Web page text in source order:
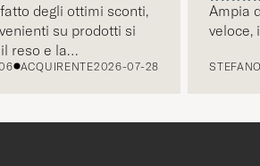
degli ottimi sconti,
su prodotti si
reso e la
mail é pratica e
ACQUIRENTE2026-07-28
Ampia
veloce,